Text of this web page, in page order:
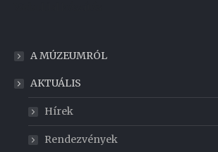
A MÚZEUMRÓL
AKTUÁLIS
Hírek
Rendezvények